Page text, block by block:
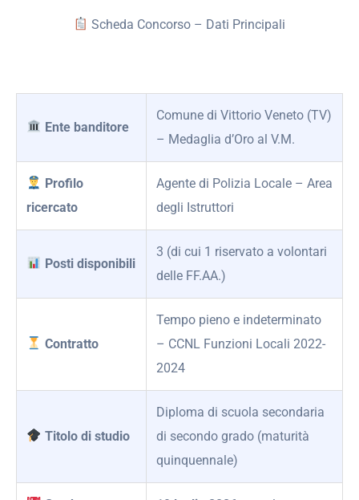
Scheda Concorso – Dati Principali
Ente banditore
Comune di Vittorio Veneto (TV)
– Medaglia d’Oro al V.M.
Profilo
ricercato
Agente di Polizia Locale – Area
degli Istruttori
Posti disponibili
3 (di cui 1 riservato a volontari
delle FF.AA.)
Contratto
Tempo pieno e indeterminato
– CCNL Funzioni Locali 2022-
2024
Titolo di studio
Diploma di scuola secondaria
di secondo grado (maturità
quinquennale)